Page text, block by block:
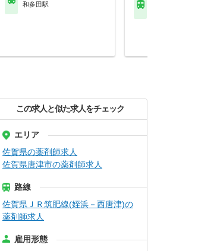
和多田駅
この求人と似た求人をチェック
エリア
佐賀県の薬剤師求人
佐賀県唐津市の薬剤師求人
路線
佐賀県ＪＲ筑肥線(姪浜－西唐津)の
薬剤師求人
雇用形態